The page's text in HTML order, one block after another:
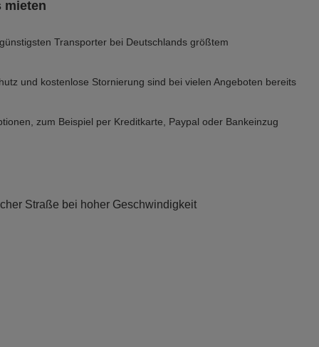
mieten
Transporter bei Deutschlands größtem
und kostenlose Stornierung sind bei vielen Angeboten bereits
zum Beispiel per Kreditkarte, Paypal oder Bankeinzug